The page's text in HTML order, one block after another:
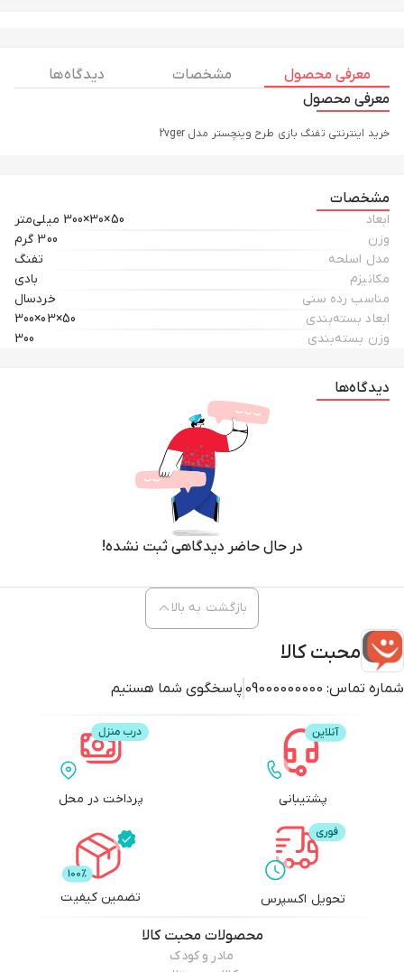
معرفی محصول مشخصات
دیدگاه ها
معرفی محصول
خرید اینترنتی تفنگ بازی طرح وینچستر مدل 2vger
مشخصات
ابعاد
50×30×300 میلی‌متر
وزن
300 گرم
مدل اسلحه
تفنگ
مکانیزم
بادی
مناسب رده سنی
خردسال
ابعاد بسته‌بندی
50×03×300
وزن بسته‌بندی
300
دیدگاه‌ها
در حال حاضر دیدگاهی ثبت نشده!
محبت کالا
شماره تماس: 09000000000 پاسخگوی شما هستیم
بازگشت به بالا
پشتیبانی پرداخت در محل
تحویل اکسپرس تضمین کیفیت
محصولاتمحبت کالا
مادر و کودک